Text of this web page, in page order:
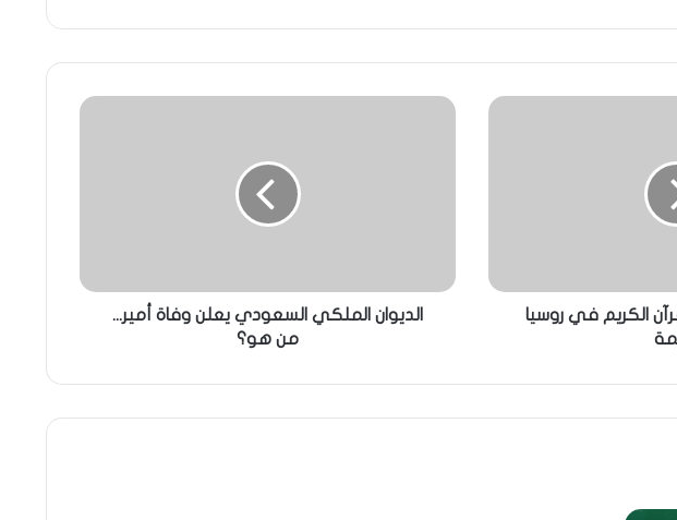
الكريم في روسيا
الديوان الملكي السعودي يعلن وفاة أمير...
من هو؟